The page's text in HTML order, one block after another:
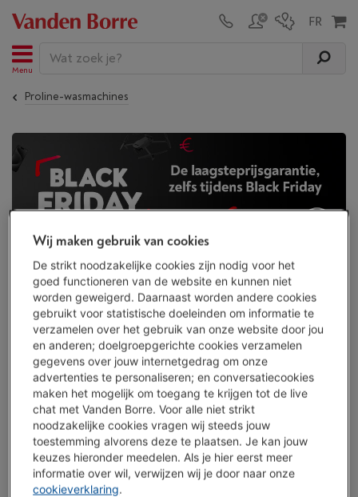
Menu
Proline-wasmachines
Proline-wasmachines | Black Friday
2026
De Black Friday deals komen terug vanaf november 2026: mis
deze kans niet en profiteer van de beste deals op onze
producten. In afwachting geniet je bij Vanden Borre heel
het jaar door van de laagsteprijsgarantie: als je je toestel
goedkoper vindt, bij ons of elders, betalen we jou het
verschil terug!Meer weten
Proline-wasmachines
Wij maken gebruik van cookies
De strikt noodzakelijke cookies zijn nodig voor het
goed functioneren van de website en kunnen niet
worden geweigerd. Daarnaast worden andere cookies
gebruikt voor statistische doeleinden om informatie te
verzamelen over het gebruik van onze website door jou
en anderen; doelgroepgerichte cookies verzamelen
gegevens over jouw internetgedrag om onze
advertenties te personaliseren; en conversatiecookies
maken het mogelijk om toegang te krijgen tot de live
chat met Vanden Borre. Voor alle niet strikt
noodzakelijke cookies vragen wij steeds jouw
toestemming alvorens deze te plaatsen. Je kan jouw
keuzes hieronder meedelen. Als je hier eerst meer
informatie over wil, verwijzen wij je door naar onze
cookieverklaring.